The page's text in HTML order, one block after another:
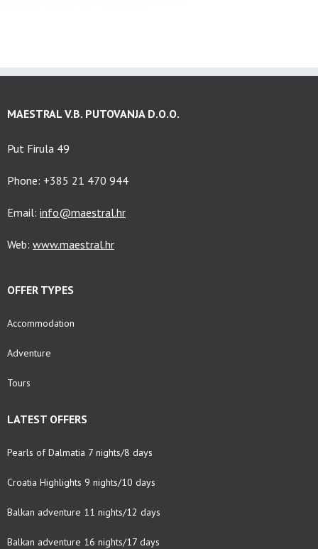
MAESTRAL V.B. PUTOVANJA D.O.O.
Put Firula 49
Phone: +385 21 470 944
Email: info@maestral.hr
Web: www.maestral.hr
OFFER TYPES
Accommodation
Adventure
Tours
LATEST OFFERS
Pearls of Dalmatia 7 nights/8 days
Croatia Highlights 9 nights/10 days
Balkan adventure 11 nights/12 days
Balkan adventure 16 nights/17 days